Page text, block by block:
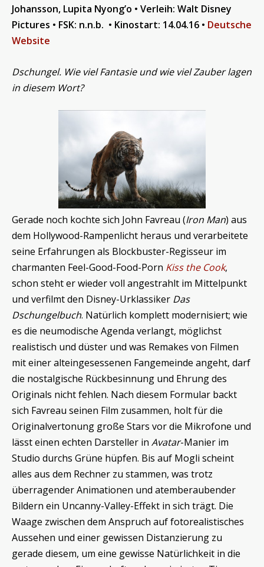
Johansson, Lupita Nyong’o • Verleih: Walt Disney
Pictures • FSK: n.n.b. • Kinostart: 14.04.16 • Deutsche
Website
Dschungel. Wie viel Fantasie und wie viel Zauber lagen
in diesem Wort?
Gerade noch kochte sich John Favreau (Iron Man) aus
dem Hollywood-Rampenlicht heraus und verarbeitete
seine Erfahrungen als Blockbuster-Regisseur im
charmanten Feel-Good-Food-Porn Kiss the Cook,
schon steht er wieder voll angestrahlt im Mittelpunkt
und verfilmt den Disney-Urklassiker Das
Dschungelbuch. Natürlich komplett modernisiert; wie
es die neumodische Agenda verlangt, möglichst
realistisch und düster und was Remakes von Filmen
mit einer alteingesessenen Fangemeinde angeht, darf
die nostalgische Rückbesinnung und Ehrung des
Originals nicht fehlen. Nach diesem Formular backt
sich Favreau seinen Film zusammen, holt für die
Originalvertonung große Stars vor die Mikrofone und
lässt einen echten Darsteller in Avatar-Manier im
Studio durchs Grüne hüpfen. Bis auf Mogli scheint
alles aus dem Rechner zu stammen, was trotz
überragender Animationen und atemberaubender
Bildern ein Uncanny-Valley-Effekt in sich trägt. Die
Waage zwischen dem Anspruch auf fotorealistisches
Aussehen und einer gewissen Distanzierung zu
gerade diesem, um eine gewisse Natürlichkeit in die